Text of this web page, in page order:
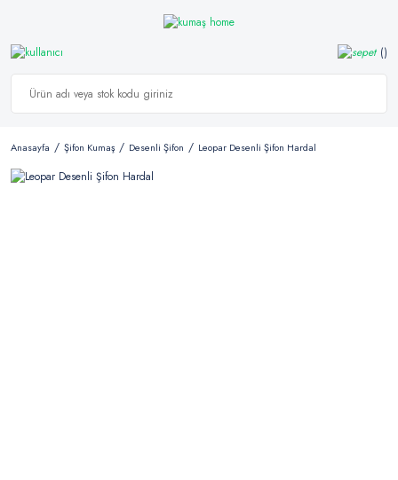
Anasayfa Şifon Kumaş Desenli Şifon Leopar Desenli Şifon Hardal